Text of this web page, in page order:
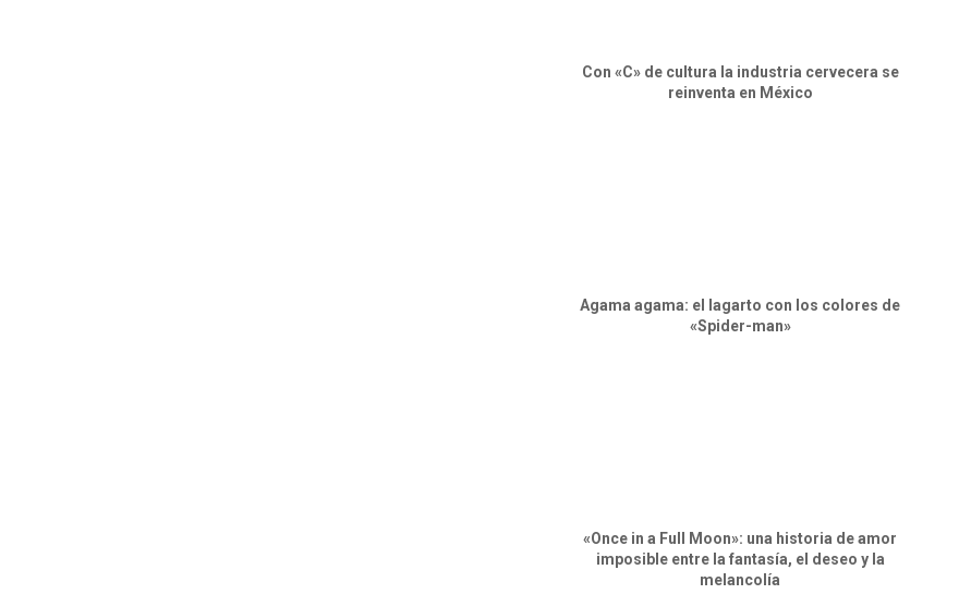
Con «C» de cultura la industria cervecera se
reinventa en México
Agama agama: el lagarto con los colores de
«Spider-man»
«Once in a Full Moon»: una historia de amor
imposible entre la fantasía, el deseo y la
melancolía